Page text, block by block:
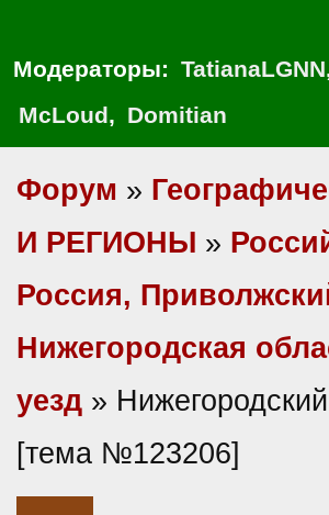
Модераторы: TatianaLGNN
McLoud, Domitian
Форум »
И РЕГИОНЫ »
Россия,
Нижегородская
уезд »
[тема №123206]